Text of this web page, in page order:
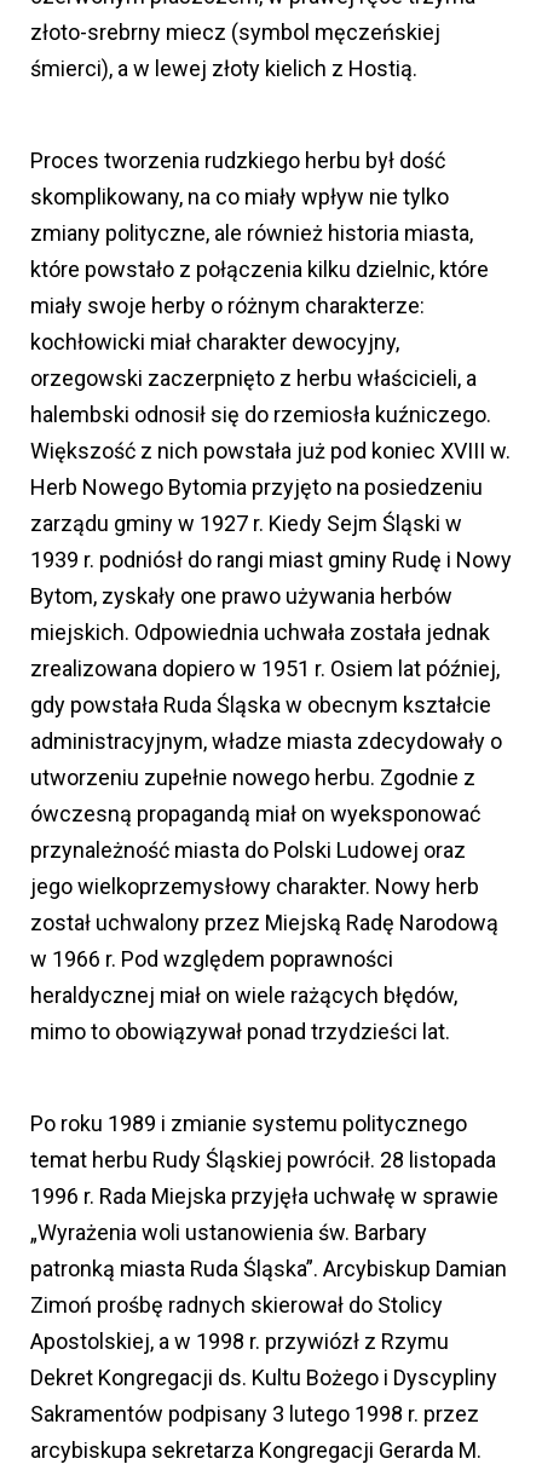
złoto-srebrny miecz (symbol męczeńskiej
śmierci), a w lewej złoty kielich z Hostią.
Proces tworzenia rudzkiego herbu był dość
skomplikowany, na co miały wpływ nie tylko
zmiany polityczne, ale również historia miasta,
które powstało z połączenia kilku dzielnic, które
miały swoje herby o różnym charakterze:
kochłowicki miał charakter dewocyjny,
orzegowski zaczerpnięto z herbu właścicieli, a
halembski odnosił się do rzemiosła kuźniczego.
Większość z nich powstała już pod koniec XVIII w.
Herb Nowego Bytomia przyjęto na posiedzeniu
zarządu gminy w 1927 r. Kiedy Sejm Śląski w
1939 r. podniósł do rangi miast gminy Rudę i Nowy
Bytom, zyskały one prawo używania herbów
miejskich. Odpowiednia uchwała została jednak
zrealizowana dopiero w 1951 r. Osiem lat później,
gdy powstała Ruda Śląska w obecnym kształcie
administracyjnym, władze miasta zdecydowały o
utworzeniu zupełnie nowego herbu. Zgodnie z
ówczesną propagandą miał on wyeksponować
przynależność miasta do Polski Ludowej oraz
jego wielkoprzemysłowy charakter. Nowy herb
został uchwalony przez Miejską Radę Narodową
w 1966 r. Pod względem poprawności
heraldycznej miał on wiele rażących błędów,
mimo to obowiązywał ponad trzydzieści lat.
Po roku 1989 i zmianie systemu politycznego
temat herbu Rudy Śląskiej powrócił. 28 listopada
1996 r. Rada Miejska przyjęła uchwałę w sprawie
„Wyrażenia woli ustanowienia św. Barbary
patronką miasta Ruda Śląska”. Arcybiskup Damian
Zimoń prośbę radnych skierował do Stolicy
Apostolskiej, a w 1998 r. przywiózł z Rzymu
Dekret Kongregacji ds. Kultu Bożego i Dyscypliny
Sakramentów podpisany 3 lutego 1998 r. przez
arcybiskupa sekretarza Kongregacji Gerarda M.